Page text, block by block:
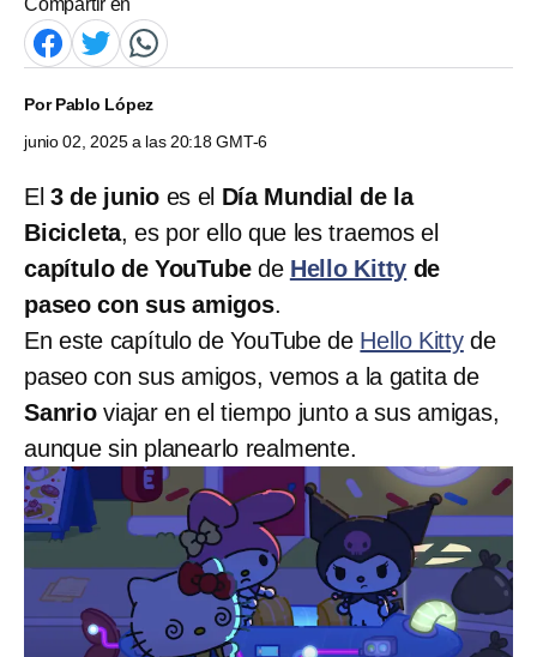
Compartir en
PorPablo López
junio 02, 2025 a las 20:18 GMT-6
El 3 de junio es el Día Mundial de la
Bicicleta, es por ello que les traemos el
capítulo de YouTubede Hello Kitty de
paseo con sus amigos.
En este capítulo de YouTube de Hello Kittyde
paseo con sus amigos, vemos a la gatita de
Sanrioviajar en el tiempo junto a sus amigas,
aunque sin planearlo realmente.